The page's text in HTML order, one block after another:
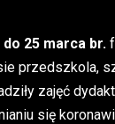
do 25 marca br.
przedszkola,
zajęć
się